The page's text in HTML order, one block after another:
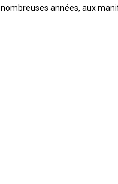
nombreuses années, aux